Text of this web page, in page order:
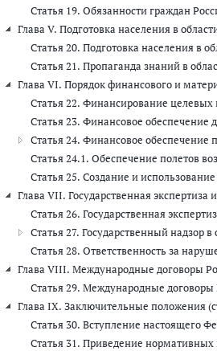
Статья 19. Обязанности граждан
Глава V. Подготовка населения в
Статья 20. Подготовка населения в
Статья 21. Пропаганда знаний в
Глава VI. Порядок финансового и
Статья 22. Финансирование целевых
Статья 23. Финансовое обеспечение
Статья 24. Финансовое
Статья 24.1. Обеспечение полетов
Статья 25. Создание и
Глава VII. Государственная
Статья 26. Государственная
Статья 27. Государственный надзор
Статья 28. Ответственность за
Глава VIII. Международные договоры
Статья 29. Международные договоры
Глава IX. Заключительные положения
Статья 30. Вступление настоящего
Статья 31. Приведение